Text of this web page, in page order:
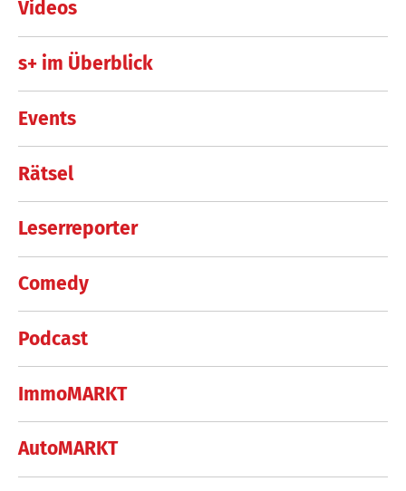
Videos
s+ im Überblick
Events
Rätsel
Leserreporter
Comedy
Podcast
ImmoMARKT
AutoMARKT